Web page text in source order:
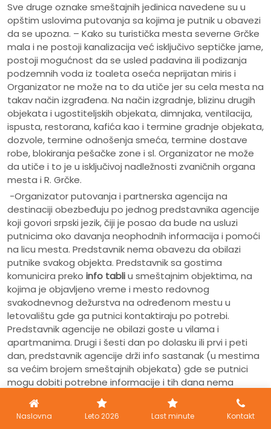
Sve druge oznake smeštajnih jedinica navedene su u
opštim uslovima putovanja sa kojima je putnik u obavezi
da se upozna. – Kako su turistička mesta severne Grčke
mala i ne postoji kanalizacija već isključivo septičke jame,
postoji mogućnost da se usled padavina ili podizanja
podzemnih voda iz toaleta oseća neprijatan miris i
Organizator ne može na to da utiče jer su cela mesta na
takav način izgrađena. Na način izgradnje, blizinu drugih
objekata i ugostiteljskih objekata, dimnjaka, ventilacija,
ispusta, restorana, kafića kao i termine gradnje objekata,
dozvole, termine odnošenja smeća, termine dostave
robe, blokiranja pešačke zone i sl. Organizator ne može
da utiče i to je u isključivoj nadležnosti zvaničnih organa
mesta i R. Grčke.
-Organizator putovanja i partnerska agencija na
destinaciji obezbeđuju po jednog predstavnika agencije
koji govori srpski jezik, čiji je posao da bude na usluzi
putnicima oko davanja neophodnih informacija i pomoći
na licu mesta. Predstavnik nema obavezu da obilazi
putnike svakog objekta. Predstavnik sa gostima
komunicira preko info tabliu smeštajnim objektima, na
kojima je objavljeno vreme i mesto redovnog
svakodnevnog dežurstva na određenom mestu u
letovalištu gde ga putnici kontaktiraju po potrebi.
Predstavnik agencije ne obilazi goste u vilama i
apartmanima. Drugi i šesti dan po dolasku ili prvi i peti
dan, predstavnik agencije drži info sastanak (u mestima
sa većim brojem smeštajnih objekata) gde se putnici
mogu dobiti potrebne informacije i tih dana nema
redovnih dežurstava. Ukoliko predstavnik ne drži info
sastanak, putnici ga za sve situacije kontaktiraju na
redovnom dežurstvu. Redovna dežurstva su u danima
Naslovna Leto 2026 Last minute Kontakt